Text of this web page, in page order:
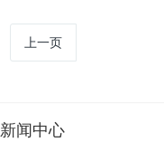
上一页
新闻中心